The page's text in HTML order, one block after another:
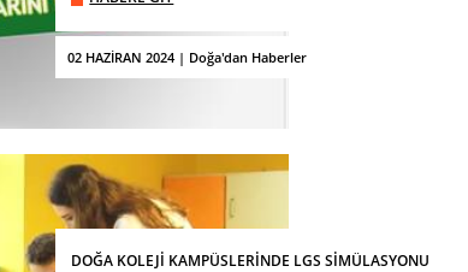
02 HAZİRAN 2024 | Doğa'dan Haberler
DOĞA KOLEJİ KAMPÜSLERİNDE LGS SİMÜLASYONU